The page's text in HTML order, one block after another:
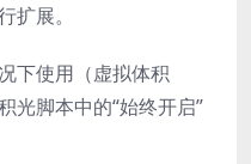
扩展。
下使用（虚拟体积
光脚本中的“始终开启”